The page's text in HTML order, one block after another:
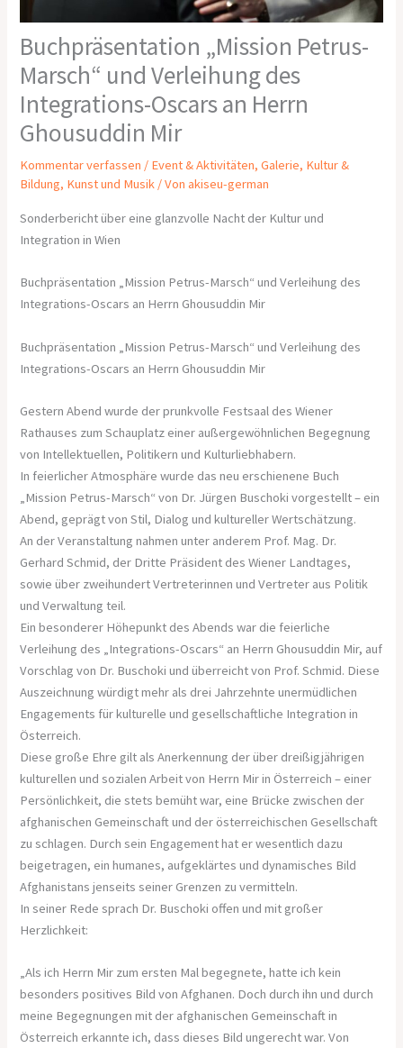
Buchpräsentation „Mission Petrus-
Marsch“ und Verleihung des
Integrations-Oscars an Herrn
Ghousuddin Mir
Kommentar verfassen / Event & Aktivitäten,Galerie, Kultur &
Bildung, Kunst und Musik / Vonakiseu-german
Sonderbericht über eine glanzvolle Nacht der Kultur und
Integration in Wien
Buchpräsentation „Mission Petrus-Marsch“ und Verleihung des
Integrations-Oscars an Herrn Ghousuddin Mir
Buchpräsentation „Mission Petrus-Marsch“ und Verleihung des
Integrations-Oscars an Herrn Ghousuddin Mir
Gestern Abend wurde der prunkvolle Festsaal des Wiener
Rathauses zum Schauplatz einer außergewöhnlichen Begegnung
von Intellektuellen, Politikern und Kulturliebhabern.
In feierlicher Atmosphäre wurde das neu erschienene Buch
„Mission Petrus-Marsch“ von Dr. Jürgen Buschoki vorgestellt – ein
Abend, geprägt von Stil, Dialog und kultureller Wertschätzung.
An der Veranstaltung nahmen unter anderem Prof. Mag. Dr.
Gerhard Schmid, der Dritte Präsident des Wiener Landtages,
sowie über zweihundert Vertreterinnen und Vertreter aus Politik
und Verwaltung teil.
Ein besonderer Höhepunkt des Abends war die feierliche
Verleihung des „Integrations-Oscars“ an Herrn Ghousuddin Mir, auf
Vorschlag von Dr. Buschoki und überreicht von Prof. Schmid. Diese
Auszeichnung würdigt mehr als drei Jahrzehnte unermüdlichen
Engagements für kulturelle und gesellschaftliche Integration in
Österreich.
Diese große Ehre gilt als Anerkennung der über dreißigjährigen
kulturellen und sozialen Arbeit von Herrn Mir in Österreich – einer
Persönlichkeit, die stets bemüht war, eine Brücke zwischen der
afghanischen Gemeinschaft und der österreichischen Gesellschaft
zu schlagen. Durch sein Engagement hat er wesentlich dazu
beigetragen, ein humanes, aufgeklärtes und dynamisches Bild
Afghanistans jenseits seiner Grenzen zu vermitteln.
In seiner Rede sprach Dr. Buschoki offen und mit großer
Herzlichkeit:
„Als ich Herrn Mir zum ersten Mal begegnete, hatte ich kein
besonders positives Bild von Afghanen. Doch durch ihn und durch
meine Begegnungen mit der afghanischen Gemeinschaft in
Österreich erkannte ich, dass dieses Bild ungerecht war. Von